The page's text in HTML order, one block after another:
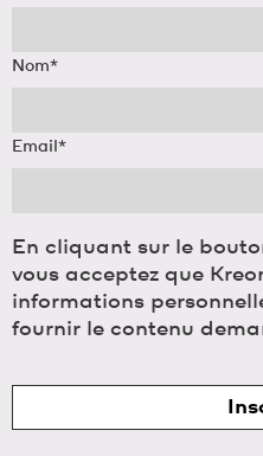
Nom*
Email *
En cliquant sur le
vous acceptez que
informations
fournir le contenu